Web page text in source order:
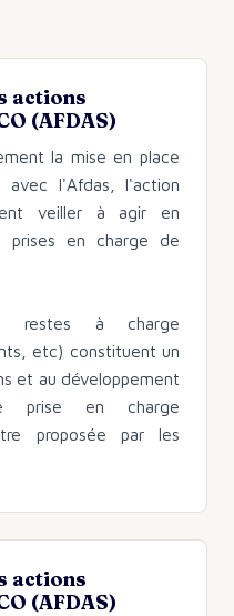
actions
(AFDAS)
la mise en place
avec l'Afdas, l'action
veiller à agir en
prises en charge de
restes à charge
etc) constituent un
et au développement
prise en charge
proposée par les
actions
(AFDAS)